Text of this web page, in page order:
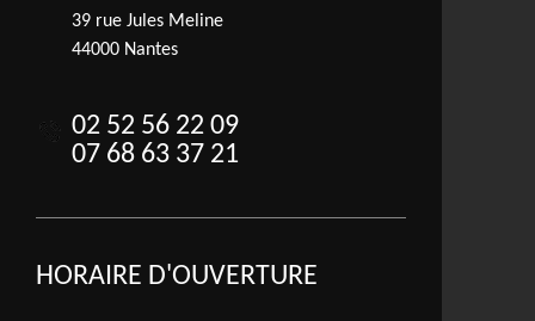
39 rue Jules Meline
44000 Nantes
02 52 56 22 09
07 68 63 37 21
HORAIRE D'OUVERTURE